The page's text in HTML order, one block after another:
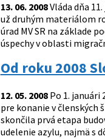
13. 06. 2008Vláda dňa
už druhým materiálom
úrad MV SR na základe
úspechy v oblasti
Od roku 2008
12. 05. 2008Po 1. januári
pre konanie v členských
skončila prvá etapa
udelenie azylu, najmä s